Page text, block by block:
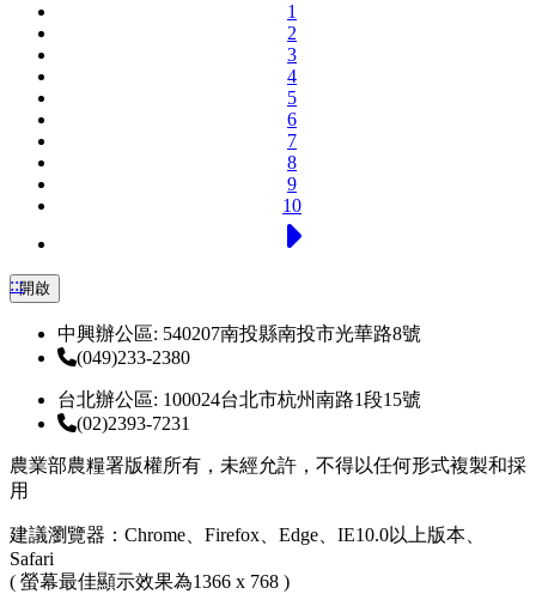
1
2
3
4
5
6
7
8
9
10
:::開啟
中興辦公區: 540207南投縣南投市光華路8號
(049)233-2380
台北辦公區: 100024台北市杭州南路1段15號
(02)2393-7231
農業部農糧署版權所有，未經允許，不得以任何形式複製和採
用
建議瀏覽器：Chrome、Firefox、Edge、IE10.0以上版本、
Safari
( 螢幕最佳顯示效果為1366 x 768 )